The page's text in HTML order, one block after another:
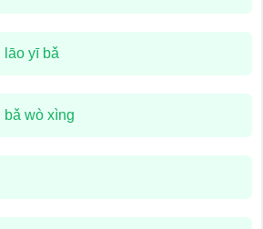
lāo yī bǎ
bǎ wò xìng